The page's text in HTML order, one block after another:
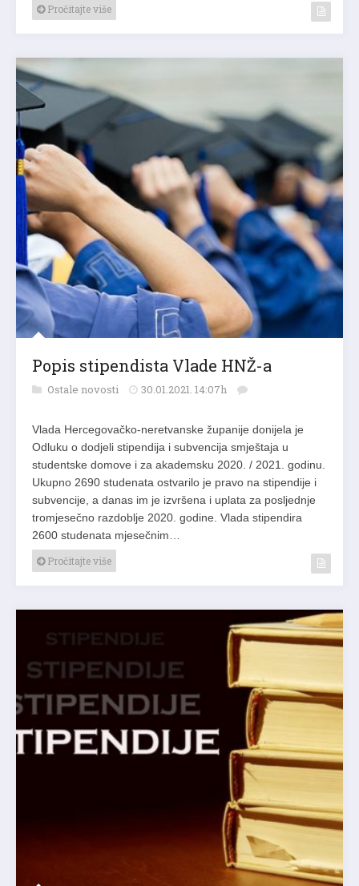
Pročitajte više
Popis stipendista Vlade HNŽ-a
Ostale novosti 30.01.2021. 14:07h
Vlada Hercegovačko-neretvanske županije donijela je
Odluku o dodjeli stipendija i subvencija smještaja u
studentske domove i za akademsku 2020. / 2021. godinu.
Ukupno 2690 studenata ostvarilo je pravo na stipendije i
subvencije, a danas im je izvršena i uplata za posljednje
tromjesečno razdoblje 2020. godine. Vlada stipendira
2600 studenata mjesečnim…
Pročitajte više